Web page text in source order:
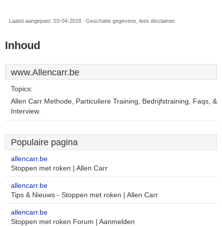
Laatst aangepast: 03-04-2018 . Geschatte gegevens, lees disclaimer.
Inhoud
www.Allencarr.be
Topics:
Allen Carr Methode, Particuliere Training, Bedrijfstraining, Faqs, &
Interview.
Populaire pagina
allencarr.be
Stoppen met roken | Allen Carr
allencarr.be
Tips & Nieuws - Stoppen met roken | Allen Carr
allencarr.be
Stoppen met roken Forum | Aanmelden